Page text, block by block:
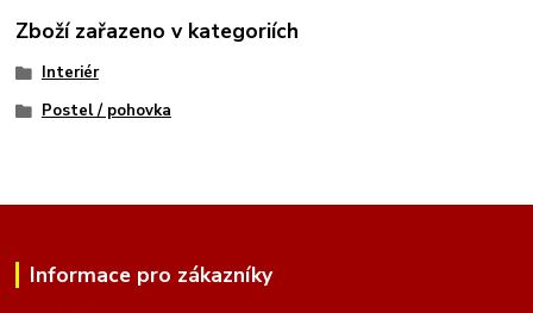
Zboží zařazeno v kategoriích
Interiér
Postel / pohovka
Informace pro zákazníky